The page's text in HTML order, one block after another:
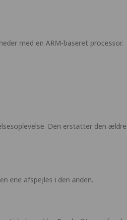
med en ARM-baseret processor.
Den erstatter den
ene afspejles i den anden.